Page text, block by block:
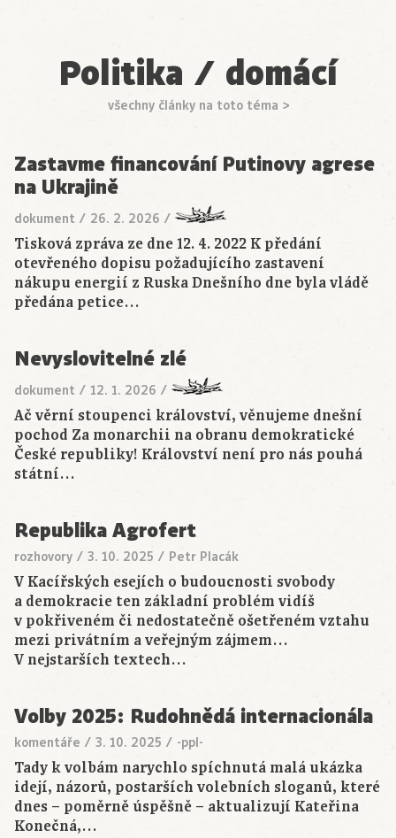
Politika / domácí
všechny články na toto téma >
Zastavme financování Putinovy agrese
na Ukrajině
dokument / 26. 2. 2026 /
Tisková zpráva ze dne 12. 4. 2022 K předání
otevřeného dopisu požadujícího zastavení
nákupu energií z Ruska Dnešního dne byla vládě
předána petice…
Nevyslovitelné zlé
dokument / 12. 1. 2026 /
Ač věrní stoupenci království, věnujeme dnešní
pochod Za monarchii na obranu demokratické
České republiky! Království není pro nás pouhá
státní…
Republika Agrofert
rozhovory / 3. 10. 2025 / Petr Placák
V Kacířských esejích o budoucnosti svobody
a demokracie ten základní problém vidíš
v pokřiveném či nedostatečně ošetřeném vztahu
mezi privátním a veřejným zájmem…
V nejstarších textech…
Volby 2025: Rudohnědá internacionála
komentáře / 3. 10. 2025 / -ppl-
Tady k volbám narychlo spíchnutá malá ukázka
idejí, názorů, postarších volebních sloganů, které
dnes – poměrně úspěšně – aktualizují Kateřina
Konečná,…